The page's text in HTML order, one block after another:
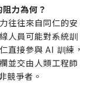
力為何？
往往來自同仁的安
人員可能對系統訓
直接參與 AI 訓練，
並交由人類工程師
競爭者。